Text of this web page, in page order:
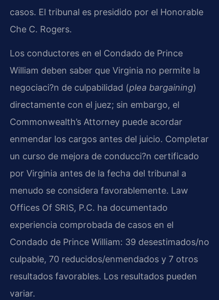
casos. El tribunal es presidido por el Honorable
Che C. Rogers.
Los conductores en el Condado de Prince
William deben saber que Virginia no permite la
negociaci?n de culpabilidad (plea bargaining)
directamente con el juez; sin embargo, el
Commonwealth’s Attorney puede acordar
enmendar los cargos antes del juicio. Completar
un curso de mejora de conducci?n certificado
por Virginia antes de la fecha del tribunal a
menudo se considera favorablemente. Law
Offices Of SRIS, P.C. ha documentado
experiencia comprobada de casos en el
Condado de Prince William: 39 desestimados/no
culpable, 70 reducidos/enmendados y 7 otros
resultados favorables. Los resultados pueden
variar.